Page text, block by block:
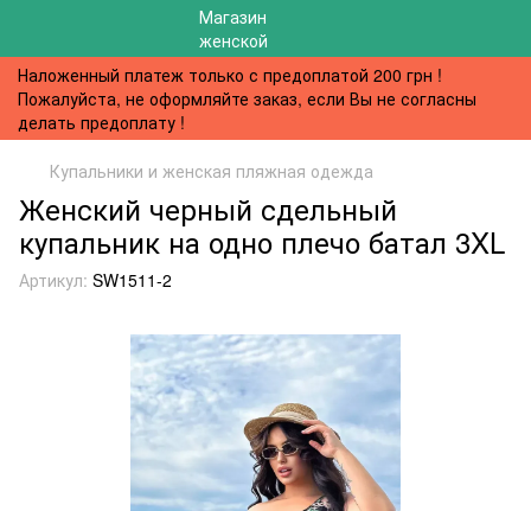
Наложенный платеж только с предоплатой 200 грн !
Пожалуйста, не оформляйте заказ, если Вы не согласны
делать предоплату !
Купальники и женская пляжная одежда
Женский черный сдельный
купальник на одно плечо батал 3XL
Артикул: SW1511-2